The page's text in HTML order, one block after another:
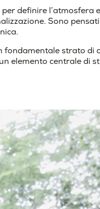
definire
Sono
strato
elemento centrale di